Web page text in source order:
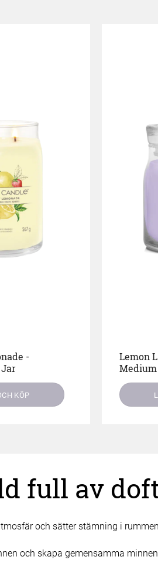
-
KÖP
Lemon
full av
och sätter stämning i
och skapa gemensamma